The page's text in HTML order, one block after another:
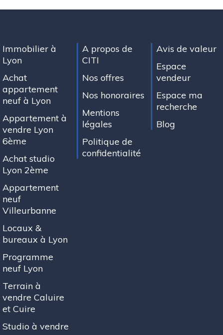
Immobilier à
Lyon
Achat
appartement
neuf à Lyon
Appartement à
vendre Lyon
6ème
Achat studio
Lyon 2ème
Appartement
neuf
Villeurbanne
Locaux &
bureaux à Lyon
Programme
neuf Lyon
Terrain à
vendre Caluire
et Cuire
Studio à vendre
A propos de
CITI
Nos offres
Nos honoraires
Mentions
légales
Politique de
confidentialité
Avis de valeur
Espace
vendeur
Espace ma
recherche
Blog